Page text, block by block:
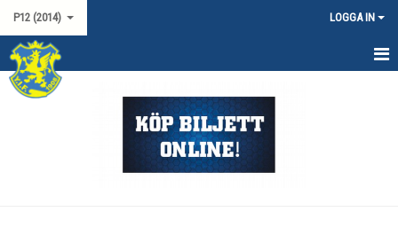
P12 (2014) LOGGA IN
HEM